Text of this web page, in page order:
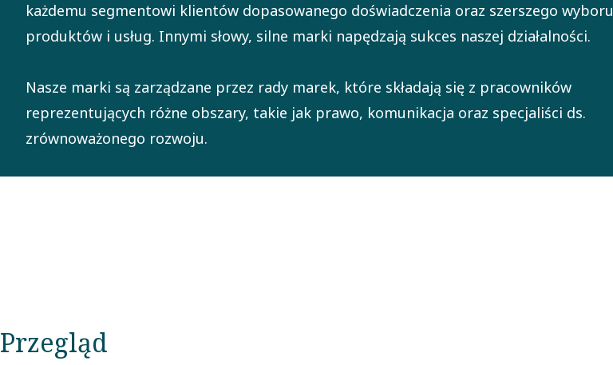
każdemu segmentowi klientów dopasowanego doświadczenia oraz szerszego wyboru
produktów i usług. Innymi słowy, silne marki napędzają sukces naszej działalności.​
Nasze marki są zarządzane przez rady marek, które składają się z pracowników
reprezentujących różne obszary, takie jak prawo, komunikacja oraz specjaliści ds.
zrównoważonego rozwoju.
Przegląd